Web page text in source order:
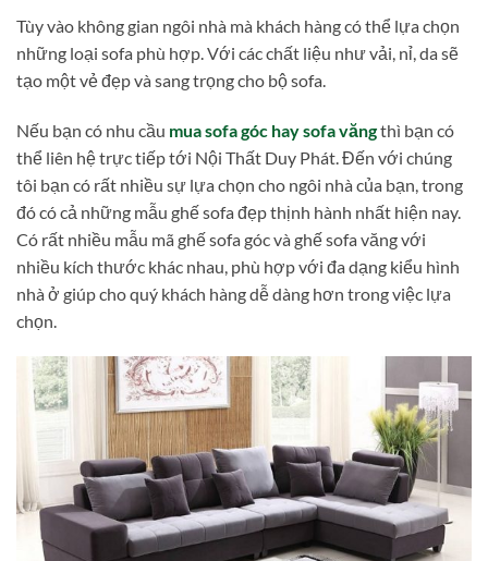
Tùy vào không gian ngôi nhà mà khách hàng có thể lựa chọn
những loại sofa phù hợp. Với các chất liệu như vải, nỉ, da sẽ
tạo một vẻ đẹp và sang trọng cho bộ sofa.
Nếu bạn có nhu cầu mua sofa góc hay sofa văngthì bạn có
thể liên hệ trực tiếp tới Nội Thất Duy Phát. Đến với chúng
tôi bạn có rất nhiều sự lựa chọn cho ngôi nhà của bạn, trong
đó có cả những mẫu ghế sofa đẹp thịnh hành nhất hiện nay.
Có rất nhiều mẫu mã ghế sofa góc và ghế sofa văng với
nhiều kích thước khác nhau, phù hợp với đa dạng kiểu hình
nhà ở giúp cho quý khách hàng dễ dàng hơn trong việc lựa
chọn.